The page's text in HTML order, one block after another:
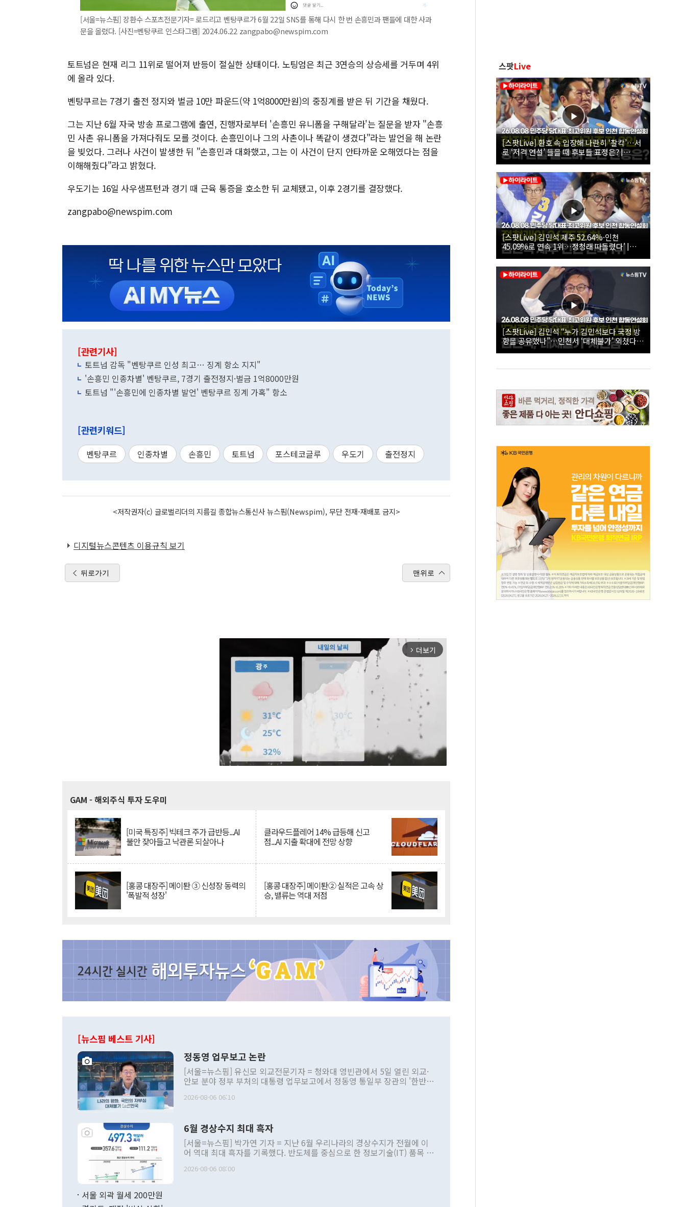
[서울=뉴스핌] 장환수 스포츠전문기자= 로드리고 벤탕쿠르가 6월 22일 SNS를 통해 다시 한 번 손흥민과 팬들에 대한 사과
문을 올렸다. [사진=벤탕쿠르 인스타그램] 2024.06.22 zangpabo@newspim.com
토트넘은 현재 리그 11위로 떨어져 반등이 절실한 상태이다. 노팅엄은 최근 3연승의 상승세를 거두며 4위
에 올라 있다.
벤탕쿠르는 7경기 출전 정지와 벌금 10만 파운드(약 1억8000만원)의 중징계를 받은 뒤 기간을 채웠다.
그는 지난 6월 자국 방송 프로그램에 출연, 진행자로부터 '손흥민 유니폼을 구해달라'는 질문을 받자 "손흥
민 사촌 유니폼을 가져다줘도 모를 것이다. 손흥민이나 그의 사촌이나 똑같이 생겼다"라는 발언을 해 논란
을 빚었다. 그러나 사건이 발생한 뒤 "손흥민과 대화했고, 그는 이 사건이 단지 안타까운 오해였다는 점을
이해해줬다"라고 밝혔다.
우도기는 16일 사우샘프턴과 경기 때 근육 통증을 호소한 뒤 교체됐고, 이후 2경기를 결장했다.
zangpabo@newspim.com
[관련기사]
토트넘 감독 "벤탕쿠르 인성 최고… 징계 항소 지지"
'손흥민 인종차별' 벤탕쿠르, 7경기 출전정지·벌금 1억8000만원
토트넘 "'손흥민에 인종차별 발언' 벤탕쿠르 징계 가혹" 항소
[관련키워드]
벤탕쿠르 인종차별 손흥민 토트넘 포스테코글루 우도기 출전정지
<저작권자(c) 글로벌리더의 지름길 종합뉴스통신사 뉴스핌(Newspim), 무단 전재-재배포 금지>
디지털뉴스콘텐츠 이용규칙 보기
뒤로가기 맨위로
arrow_forward_ios 더보기
GAM - 해외주식 투자 도우미
[미국 특징주] 빅테크 주가 급반등...AI
불안 잦아들고 낙관론 되살아나
클라우드플레어 14% 급등해 신고
점...AI 지출 확대에 전망 상향
[홍콩 대장주] 메이퇀 ③ 신성장 동력의
'폭발적 성장'
[홍콩 대장주] 메이퇀② 실적은 고속 상
승, 밸류는 역대 저점
[뉴스핌 베스트 기사]
정동영 업무보고 논란
[서울=뉴스핌] 유신모 외교전문기자 = 청와대 영빈관에서 5일 열린 외교·
안보 분야 정부 부처의 대통령 업무보고에서 정동영 통일부 장관의 '한반도
발언 중에는 정부 내 조율을 거치지 않은 사안을 정책으로 추진하겠다고 공
주의적 희망에 근거한 비현실적 구상'이라는 비판을 내놨다. 그동안 정 장
관의 대북 정책 관련 발언이 물의를 빚은 적은 여러 번 있지만 대통령과 유
관 부처 장관이 공개적으로 부정적 입장을 표명한 것은 이례적이다. 정 장
관의 무리한 대북 접근법과 월권을 제어해야 한다는 목소리도 높아지고 있
다. [정동영 통일부 장관이 지난달 23일 오후 서울 종로구 정부서울청사에
2026-08-06 06:10
6월 경상수지 최대 흑자
[서울=뉴스핌] 박가연 기자 = 지난 6월 우리나라의 경상수지가 전월에 이
어 역대 최대 흑자를 기록했다. 반도체를 중심으로 한 정보기술(IT) 품목 수
료=한국은행] 한국은행이 6일 발표한 '2026년 6월 국제수지(잠정)'에 따르
2026-08-06 08:00
서울 외곽 월세 200만원
스팟Live
[스팟Live] 환호 속 입장해 나란히 ‘찰칵’…서
로 ‘저격 연설’ 들을 때 후보들 표정은? |
26.08.08 더불어민주당 당대표·최고위원 후
보 인천 합동연설회
[스팟Live] 김민석 제주 52.64%·인천
45.09%로 연속 1위…정청래 따돌렸다’ |
26.08.08 더불어민주당 당대표·최고위원 후
보 인천 합동연설회
[스팟Live] 김민석 “누가 김민석보다 국정 방
향을 공유했나”…인천서 ‘대체불가’ 외쳤다 |
26.08.08 더불어민주당 당대표·최고위원 후